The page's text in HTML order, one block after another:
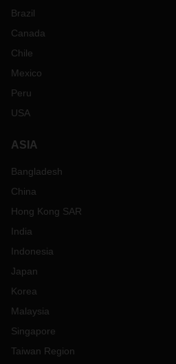
Brazil
Canada
Chile
Mexico
Peru
USA
ASIA
Bangladesh
China
Hong Kong SAR
India
Indonesia
Japan
Korea
Malaysia
Singapore
Taiwan Region